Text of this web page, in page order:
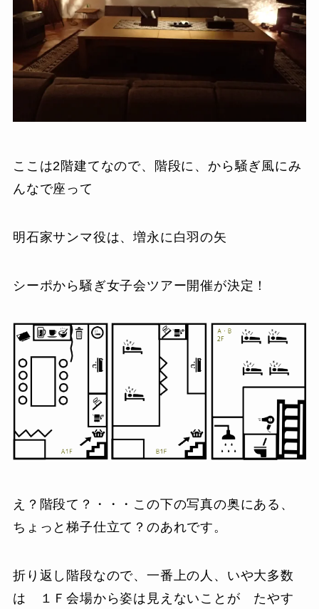
ここは2階建てなので、階段に、から騒ぎ風にみ
んなで座って
明石家サンマ役は、増永に白羽の矢
シーポから騒ぎ女子会ツアー開催が決定！
え？階段て？・・・この下の写真の奥にある、
ちょっと梯子仕立て？のあれです。
折り返し階段なので、一番上の人、いや大多数
は １Ｆ会場から姿は見えないことが たやす